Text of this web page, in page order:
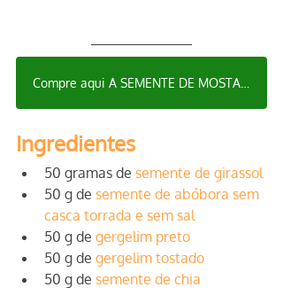
Ingredientes
50 gramas de semente de girassol
50 g de semente de abóbora sem
casca torrada e sem sal
50 g de gergelim preto
50 g de gergelim tostado
50 g de semente de chia